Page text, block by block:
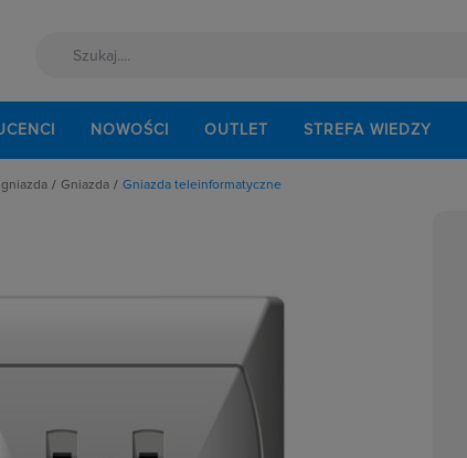
NOWOŚCI OUTLET STREFA WIEDZY
i BHPi regulatory
Gniazda
Gniazda multimedialne, HDMI,USB
Gniazda pozostałe,ekwipotencjalne,
Zestawy łączone
Gniazda teleinformatyczne